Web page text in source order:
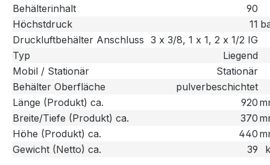
Behälterinhalt 90
Höchstdruck
11
Druckluftbehälter Anschluss 3 x 3/8, 1 x 1, 2 x 1/2 IG
Typ
Liegend
Mobil / Stationär
Stationär
Behälter Oberfläche
pulverbeschichtet
Länge (Produkt) ca.
920
Breite/Tiefe (Produkt) ca.
370
Höhe (Produkt) ca.
440
Gewicht (Netto) ca.
39